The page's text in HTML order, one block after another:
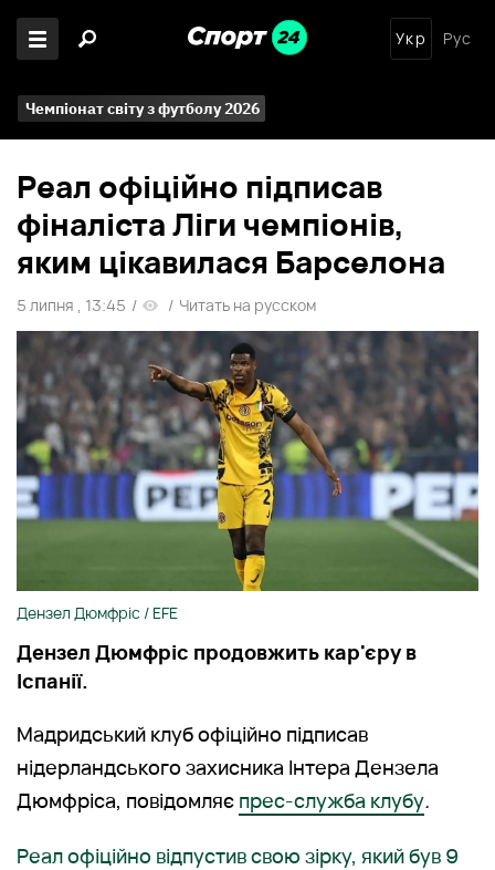
Укр Рус
Чемпіонат світу з футболу 2026
Реал офіційно підписав
фіналіста Ліги чемпіонів,
яким цікавилася Барселона
5 липня , 13:45 / / Читать на русском
Дензел Дюмфріс / EFE
Дензел Дюмфріс продовжить кар'єру в
Іспанії.
Мадридський клуб офіційно підписав
нідерландського захисника Інтера Дензела
Дюмфріса, повідомляє прес-служба клубу.
Реал офіційно відпустив свою зірку, який був 9